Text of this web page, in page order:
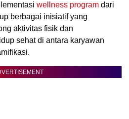
wellness program dari
berbagai inisiatif yang
aktivitas fisik dan
sehat di antara karyawan